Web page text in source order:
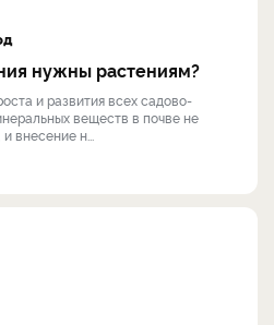
нужны растениям?
и развития всех садово-
веществ в почве не
внесение н...